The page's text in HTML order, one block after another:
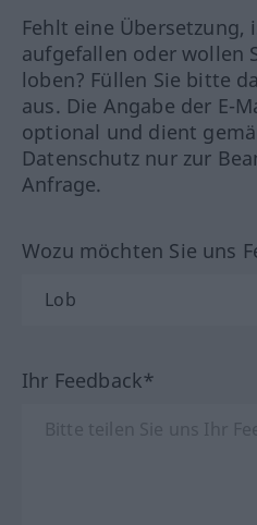
Fehlt eine Übersetzung,
aufgefallen oder wollen
loben? Füllen Sie bitte
aus. Die Angabe der E-
optional und dient
Datenschutz nur zur
Anfrage.
Wozu möchten Sie uns
Ihr Feedback*